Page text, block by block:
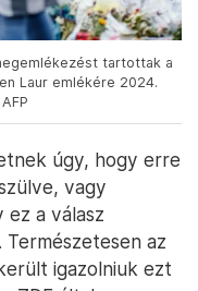
tartottak a
Laur emlékére 2024.
úgy, hogy erre
vagy
ez a válasz
az
igazolniuk ezt